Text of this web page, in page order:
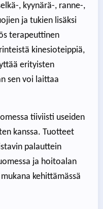
, kyynärä-, ranne-,
ja tukien lisäksi
terapeuttinen
kinesioteippiä,
erityisten
sen voi laittaa
tiiviisti useiden
kanssa. Tuotteet
palauttein
ja hoitoalan
kehittämässä